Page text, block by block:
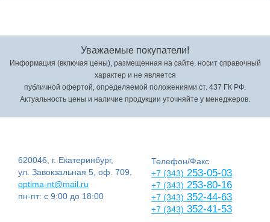
Уважаемые покупатели!
Информация (включая цены), размещенная на сайте, носит справочный
характер и не является
публичной офертой, определяемой положениями ст. 437 ГК РФ.
Актуальность цены и наличие продукции уточняйте у менеджеров.
620046, г. Екатеринбург,
ул. Завокзальная 5, оф. 709,
optima-nt@mail.ru
пн-пт: с 9:00 до 18:00
Телефон/Факс
+7 (343) 253-05-03
+7 (343) 253-80-16
+7 (343) 352-44-63
+7 (343) 352-41-53